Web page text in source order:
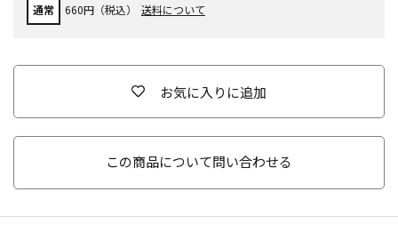
通常 660円（税込） 送料について
お気に入りに追加
この商品について問い合わせる